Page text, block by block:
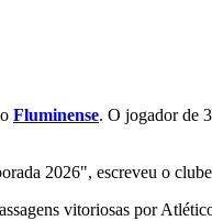
Fluminense. O jogador de
2026", escreveu o clube
vitoriosas por